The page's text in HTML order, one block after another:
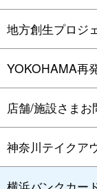
地方創生プロジ
YOKOHAMA再
店舗/施設さまお
神奈川テイクア